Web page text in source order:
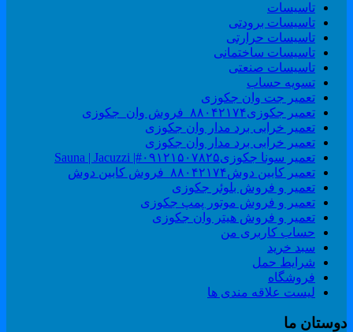
تاسیسات
تاسیسات برودتی
تاسیسات حرارتی
تاسیسات ساختمانی
تاسیسات صنعتی
تسویه حساب
تعمیر جت وان جکوزی
تعمیر جکوزی۸۸۰۴۲۱۷۴_فروش وان_جکوزی
تعمیر خرابی برد مدار وان جکوزی
تعمیر خرابی برد مدار وان جکوزی
تعمیر سونا جکوزی۰۹۱۲۱۵۰۷۸۲۵#| Sauna | Jacuzzi
تعمیر کابین دوش۸۸۰۴۲۱۷۴_فروش کابین دوش
تعمیر و فروش بلوئر جکوزی
تعمیر و فروش موتور پمپ جکوزی
تعمیر و فروش هیتر وان جکوزی
حساب کاربری من
سبد خرید
شرایط حمل
فروشگاه
لیست علاقه مندی ها
ما